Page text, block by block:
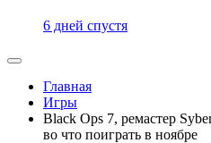
6 дней спустя
Главная
Игры
Black Ops 7, ремастер
во что поиграть в ноябре